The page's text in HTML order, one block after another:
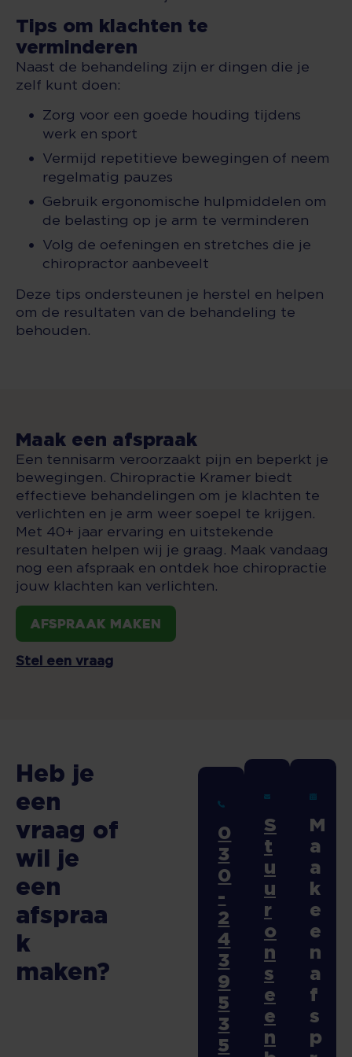
Tips om klachten te
verminderen
Naast de behandeling zijn er dingen die je
zelf kunt doen:
Zorg voor een goede houding tijdens
werk en sport
Vermijd repetitieve bewegingen of neem
regelmatig pauzes
Gebruik ergonomische hulpmiddelen om
de belasting op je arm te verminderen
Volg de oefeningen en stretches die je
chiropractor aanbeveelt
Deze tips ondersteunen je herstel en helpen
om de resultaten van de behandeling te
behouden.
Maak een afspraak
Een tennisarm veroorzaakt pijn en beperkt je
bewegingen. Chiropractie Kramer biedt
effectieve behandelingen om je klachten te
verlichten en je arm weer soepel te krijgen.
Met 40+ jaar ervaring en uitstekende
resultaten helpen wij je graag. Maak vandaag
nog een afspraak en ontdek hoe chiropractie
jouw klachten kan verlichten.
Afspraak maken
Stel een vraag
Heb je
een
vraag of
wil je
een
afspraa
k
maken?
0
3
0
-
2
4
3
9
5
3
5
S
t
u
u
r
o
n
s
e
e
n
M
a
a
k
e
e
n
a
f
s
p